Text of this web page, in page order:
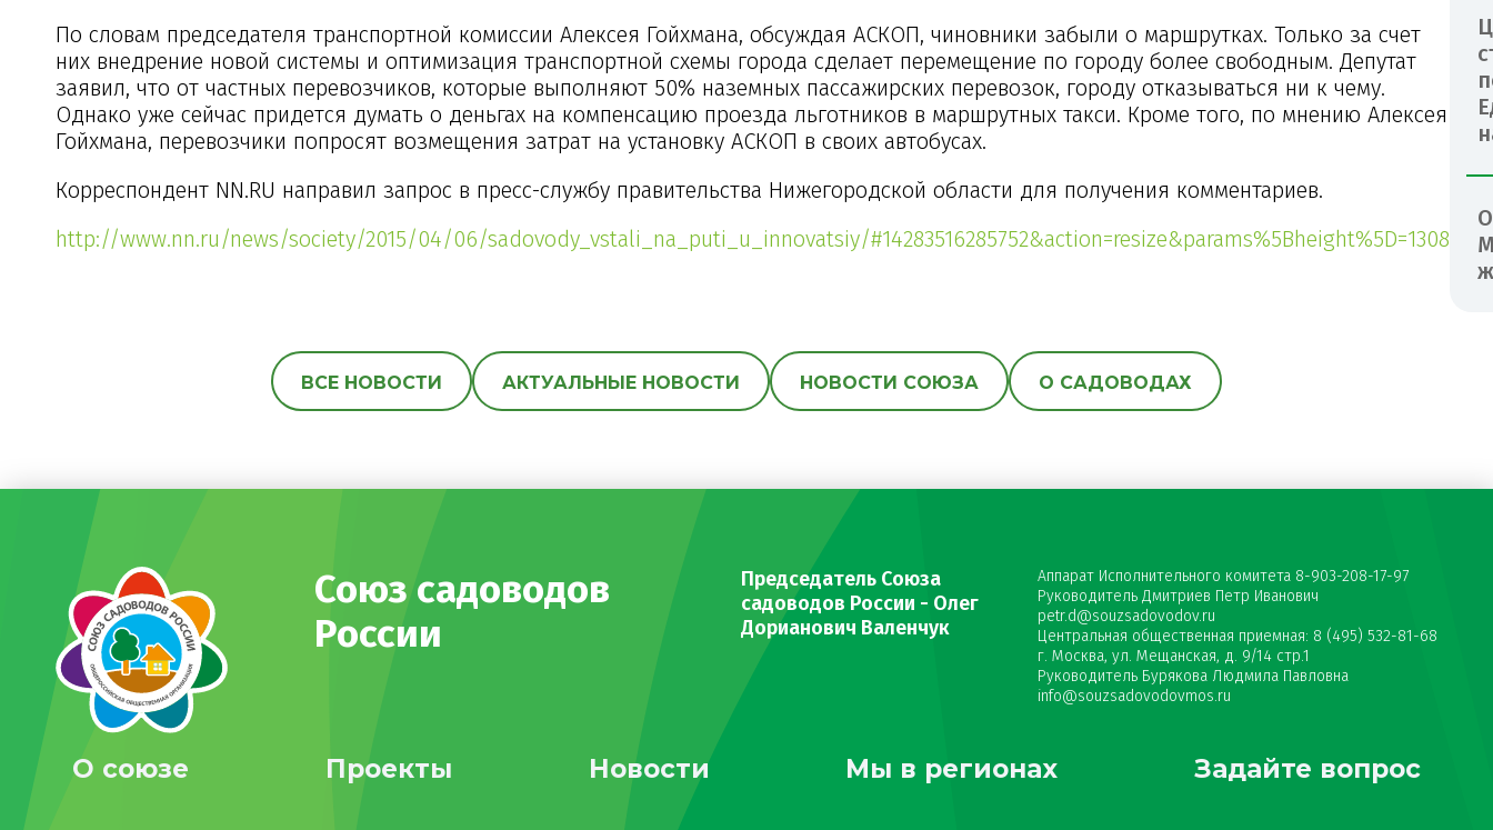
По словам председателя транспортной комиссии Алексея Гойхмана, обсуждая АСКОП, чиновники забыли о маршрутках. Только за счет
них внедрение новой системы и оптимизация транспортной схемы города сделает перемещение по городу более свободным. Депутат
заявил, что от частных перевозчиков, которые выполняют 50% наземных пассажирских перевозок, городу отказываться ни к чему.
Однако уже сейчас придется думать о деньгах на компенсацию проезда льготников в маршрутных такси. Кроме того, по мнению Алексея
Гойхмана, перевозчики попросят возмещения затрат на установку АСКОП в своих автобусах.
Корреспондент NN.RU направил запрос в пресс-службу правительства Нижегородской области для получения комментариев.
http://www.nn.ru/news/society/2015/04/06/sadovody_vstali_na_puti_u_innovatsiy/#14283516285752&action=resize&params%5Bheight%5D=1308
ВСЕ НОВОСТИ АКТУАЛЬНЫЕ НОВОСТИ НОВОСТИ СОЮЗА О САДОВОДАХ
Союз садоводов
России
Председатель Союза
садоводов России - Олег
Дорианович Валенчук
Аппарат Исполнительного комитета 8-903-208-17-97
Руководитель Дмитриев Петр Иванович
petr.d@souzsadovodov.ru
Центральная общественная приемная: 8 (495) 532-81-68
г. Москва, ул. Мещанская, д. 9/14 стр.1
Руководитель Бурякова Людмила Павловна
info@souzsadovodovmos.ru
О союзе Проекты Новости Мы в регионах Задайте вопрос